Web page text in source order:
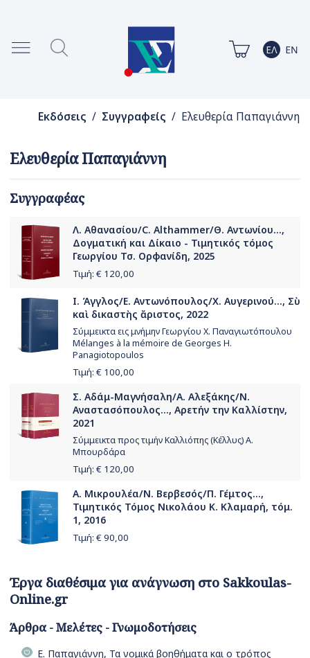
Εκδόσεις / Συγγραφείς / Ελευθερία Παπαγιάννη
Ελευθερία Παπαγιάννη
Συγγραφέας
Λ. Αθανασίου/C. Althammer/Θ. Αντωνίου...,
Δογματική και Δίκαιο - Τιμητικός τόμος
Γεωργίου Τσ. Ορφανίδη, 2025
Τιμή: € 120,00
Ι. Άγγλος/Ε. Αντωνόπουλος/Χ. Αυγερινού..., Σὺ
καὶ δικαστὴς ἄριστος, 2022
Σύμμεικτα εις μνήμην Γεωργίου Χ. Παναγιωτόπουλου
Mélanges à la mémoire de Georges H.
Panagiotopoulos
Τιμή: € 100,00
Σ. Αδάμ-Μαγνήσαλη/Α. Αλεξάκης/Ν.
Αναστασόπουλος..., Αρετήν την Καλλίστην,
2021
Σύμμεικτα προς τιμήν Καλλιόπης (Κέλλυς) Α.
Μπουρδάρα
Τιμή: € 120,00
Α. Μικρουλέα/Ν. Βερβεσός/Π. Γέμτος...,
Τιμητικός Τόμος Νικολάου Κ. Κλαμαρή, τόμ.
1, 2016
Τιμή: € 90,00
Έργα διαθέσιμα για ανάγνωση στο Sakkoulas-
Online.gr
Άρθρα - Μελέτες - Γνωμοδοτήσεις
Ε. Παπαγιάννη, Τα νομικά βοηθήματα και ο τρόπος